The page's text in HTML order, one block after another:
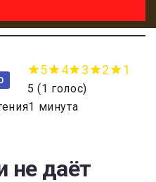
5 4 3 2 1
5 (1 голос)
минута
не даёт